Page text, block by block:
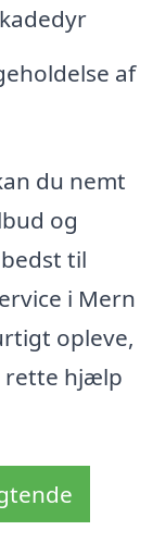
af
du nemt
og
til
i Mern
opleve,
rette hjælp